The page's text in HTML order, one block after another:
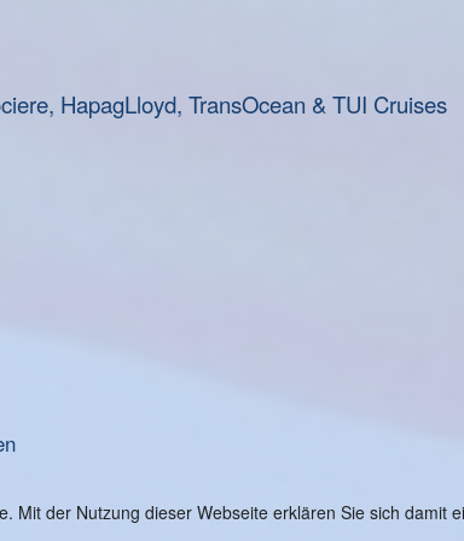
HapagLloyd, TransOcean & TUI Cruises
Mit der Nutzung dieser Webseite erklären Sie sich damit